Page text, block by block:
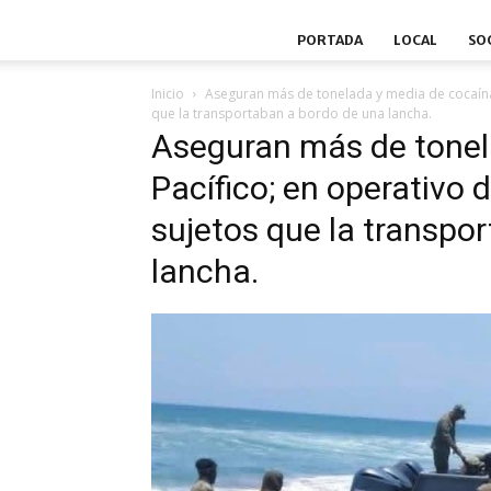
PORTADA LOCAL
Inicio Aseguran más de tonelada y media de
que la transportaban a bordo de una lancha.
Aseguran más de
Pacífico; en operativo
sujetos que la
lancha.